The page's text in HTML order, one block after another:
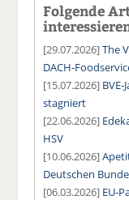
Folgende
[29.07.2026]The
DACH-
[15.07.2026]
stagniert
[22.06.2026]
HSV
[10.06.2026]
Deutschen
[06.03.2026] EU-